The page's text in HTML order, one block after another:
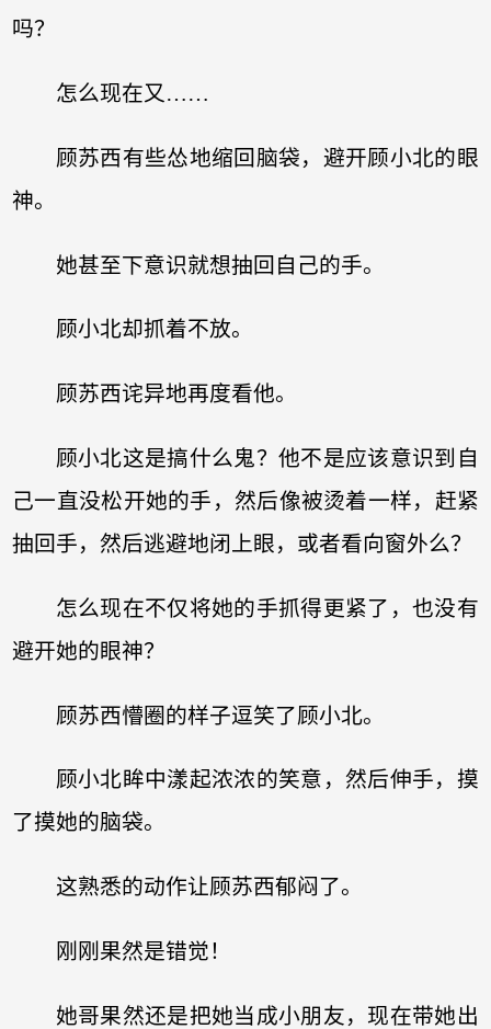
吗？
怎么现在又……
顾苏西有些怂地缩回脑袋，避开顾小北的眼
神。
她甚至下意识就想抽回自己的手。
顾小北却抓着不放。
顾苏西诧异地再度看他。
顾小北这是搞什么鬼？他不是应该意识到自
己一直没松开她的手，然后像被烫着一样，赶紧
抽回手，然后逃避地闭上眼，或者看向窗外么？
怎么现在不仅将她的手抓得更紧了，也没有
避开她的眼神？
顾苏西懵圈的样子逗笑了顾小北。
顾小北眸中漾起浓浓的笑意，然后伸手，摸
了摸她的脑袋。
这熟悉的动作让顾苏西郁闷了。
刚刚果然是错觉！
她哥果然还是把她当成小朋友，现在带她出